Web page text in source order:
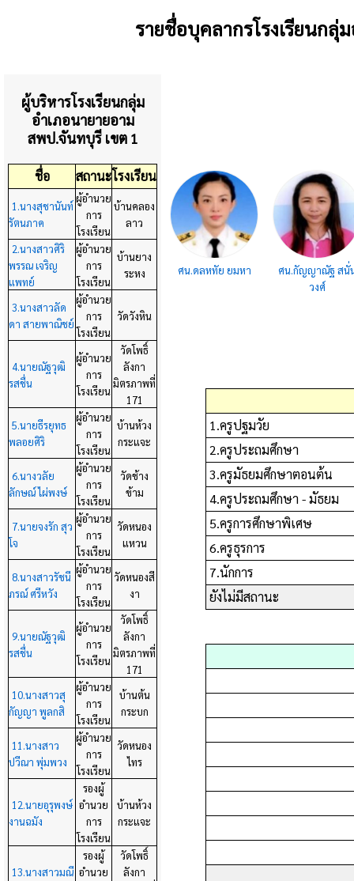
รายชื่อบุคลากรโรงเรียนก
ผู้บริหารโรงเรียนกลุ่ม
อำเภอนายายอาม
สพป.จันทบุรี เขต 1
ชื่อ สถานะโรงเรียน
1.นางสุชานันท์
รัตนภาค
ผู้อำนวย
การ
โรงเรียน
บ้านคลอง
ลาว
2.นางสาวศิริ
พรรณ เจริญ
แพทย์
ผู้อำนวย
การ
โรงเรียน
บ้านยาง
ระหง
3.นางสาวลัด
ดา สายพาณิชย์
ผู้อำนวย
การ
โรงเรียน
วัดวังหิน
4.นายณัฐวุฒิ
รสชื่น
ผู้อำนวย
การ
โรงเรียน
วัดโพธิ์
ลังกา
มิตรภาพที่
171
5.นายธีรยุทธ
พลอยศิริ
ผู้อำนวย
การ
โรงเรียน
บ้านห้วง
กระแจะ
6.นางวลัย
ลักษณ์ ไผ่พงษ์
ผู้อำนวย
การ
โรงเรียน
วัดช้าง
ข้าม
7.นายจงรัก สุว
โจ
ผู้อำนวย
การ
โรงเรียน
วัดหนอง
แหวน
8.นางสาวรัชนี
ภรณ์ ศรีหวัง
ผู้อำนวย
การ
โรงเรียน
วัดหนองสี
งา
9.นายณัฐวุฒิ
รสชื่น
ผู้อำนวย
การ
โรงเรียน
วัดโพธิ์
ลังกา
มิตรภาพที่
171
10.นางสาวสุ
กัญญา พูลกสิ
ผู้อำนวย
การ
โรงเรียน
บ้านต้น
กระบก
11.นางสาว
ปวีณา พุ่มพวง
ผู้อำนวย
การ
โรงเรียน
วัดหนอง
ไทร
12.นายอุรุพงษ์
งานฉมัง
รองผู้
อำนวย
การ
โรงเรียน
บ้านห้วง
กระแจะ
13.นางสาวมณี
รองผู้
อำนวย
วัดโพธิ์
ลังกา
ศน.ดลหทัย ยมหา
ศน.กัญญาณัฐ สนั่
วงศ์
1.ครูปฐมวัย
2.ครูประถมศึกษา
3.ครูมัธยมศึกษาตอนต้น
4.ครูประถมศึกษา - มัธยม
5.ครูการศึกษาพิเศษ
6.ครูธุรการ
7.นักการ
ยังไม่มีสถานะ